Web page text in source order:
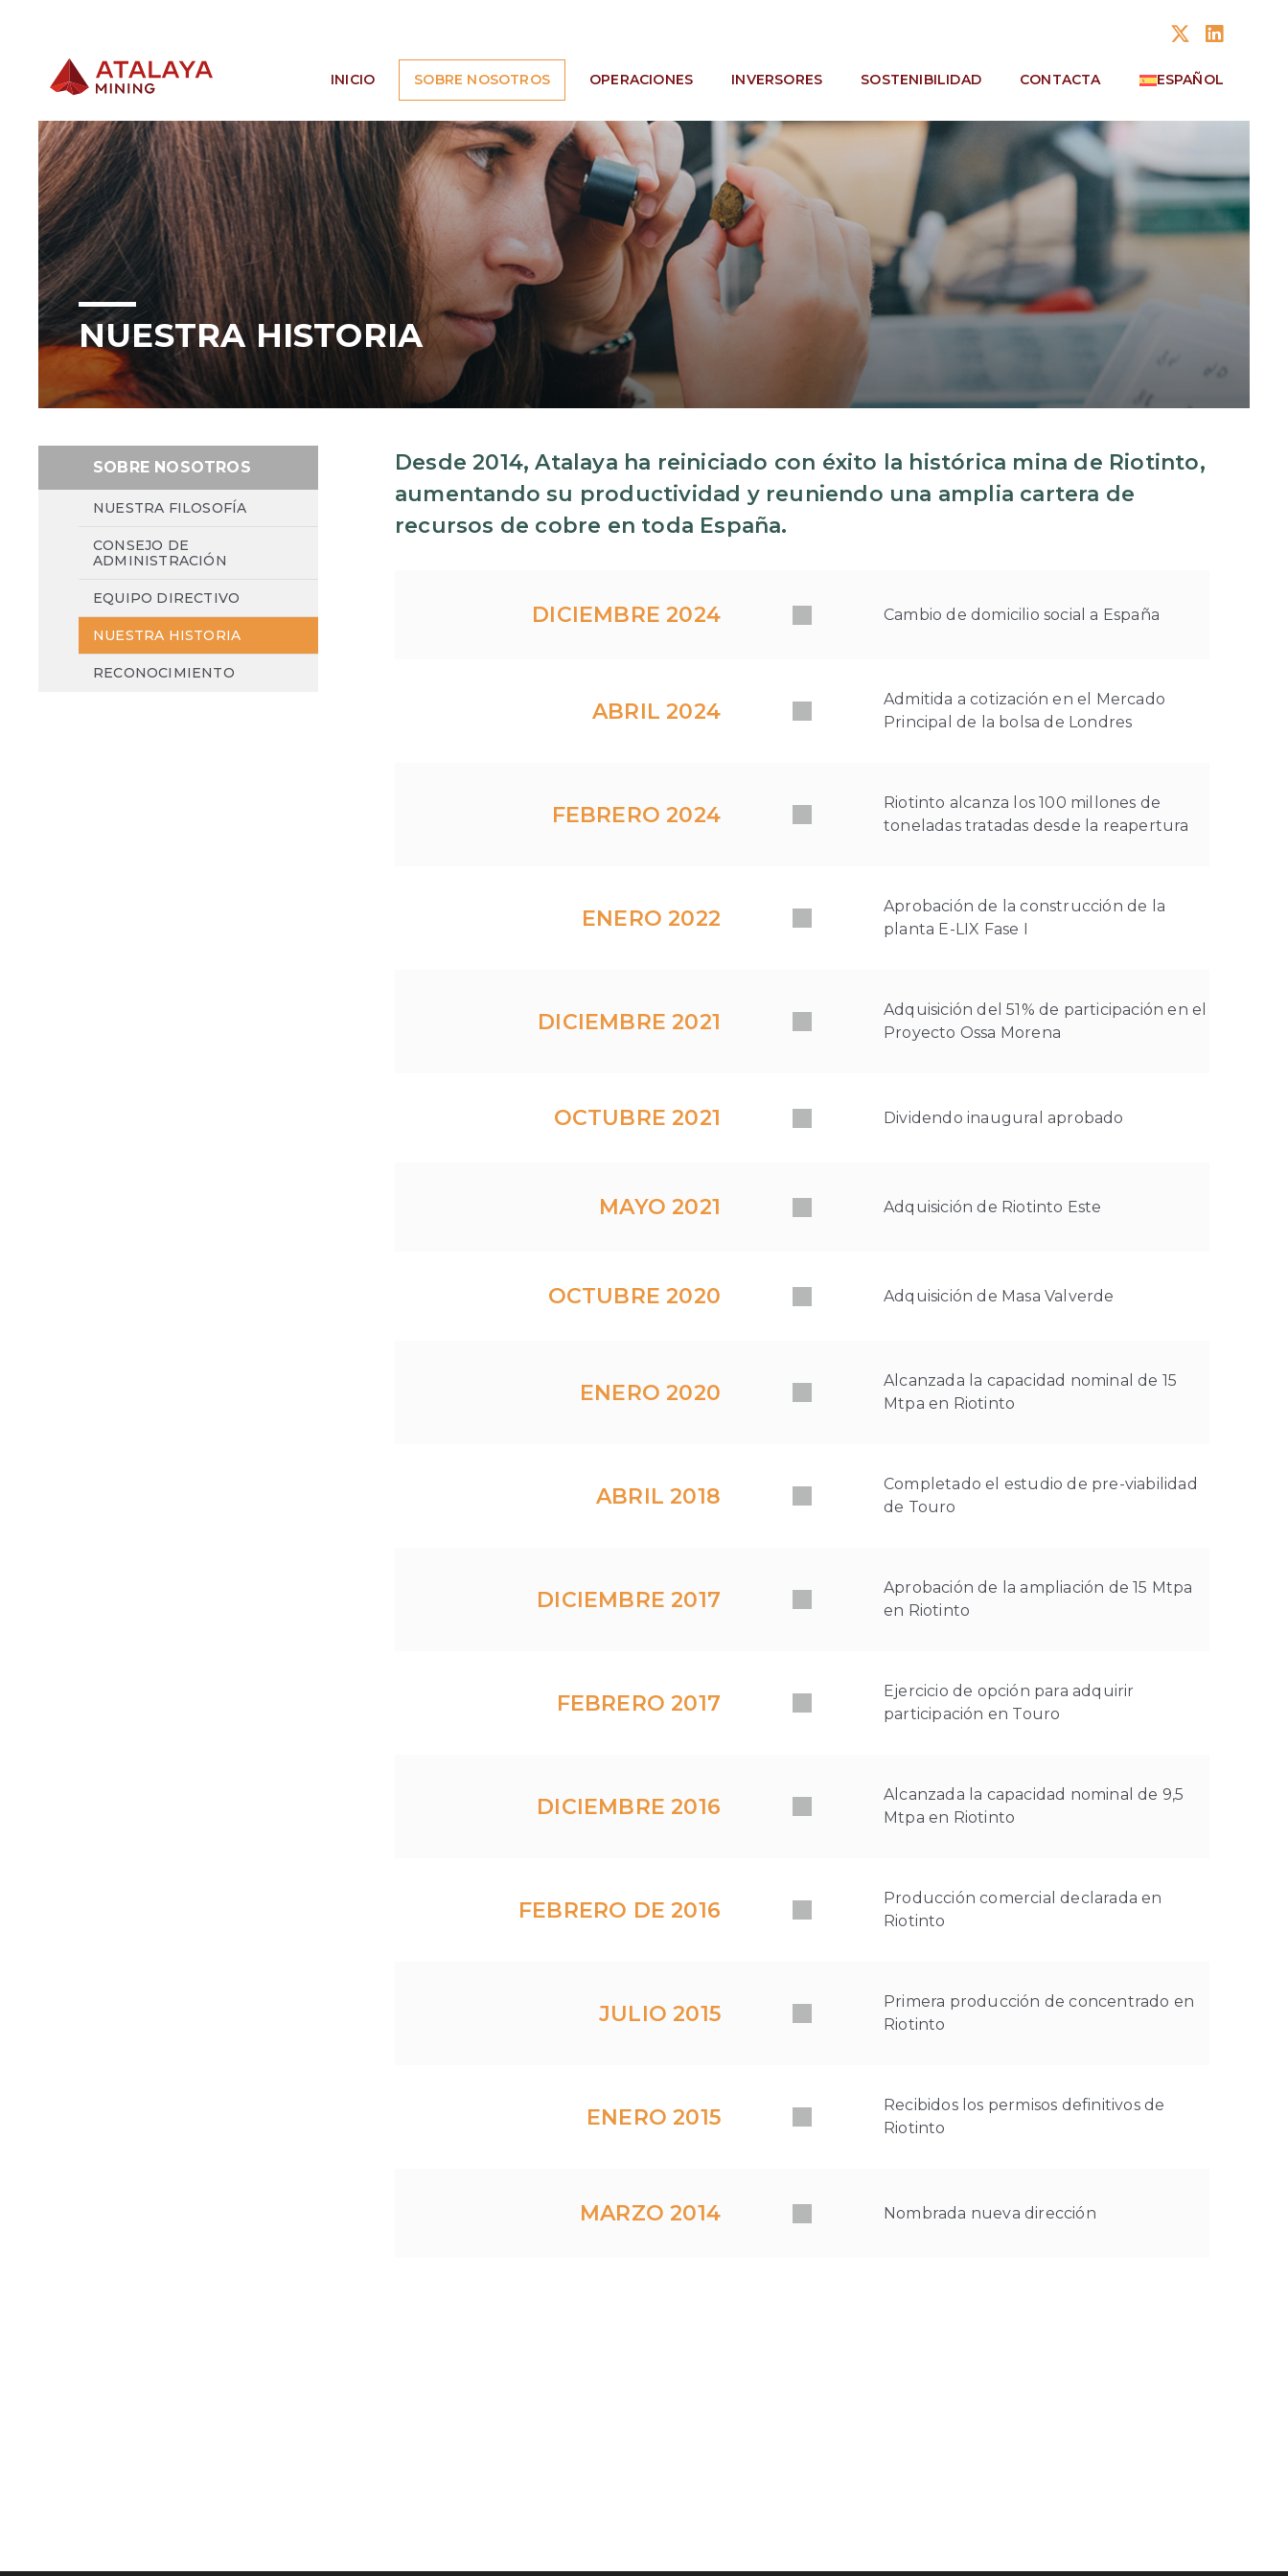
INICIO SOBRE NOSOTROS OPERACIONES INVERSORES SOSTENIBILIDAD CONTACTA ESPAÑOL
NUESTRA HISTORIA
Desde 2014, Atalaya ha reiniciado con éxito la histórica mina de Riotinto,
aumentando su productividad y reuniendo una amplia cartera de
recursos de cobre en toda España.
DICIEMBRE 2024 Cambio de domicilio social a España
ABRIL 2024
Admitida a cotización en el Mercado
Principal de la bolsa de Londres
FEBRERO 2024
Riotinto alcanza los 100 millones de
toneladas tratadas desde la reapertura
ENERO 2022
Aprobación de la construcción de la
planta E-LIX Fase I
DICIEMBRE 2021
Adquisición del 51% de participación en el
Proyecto Ossa Morena
OCTUBRE 2021 Dividendo inaugural aprobado
MAYO 2021 Adquisición de Riotinto Este
OCTUBRE 2020 Adquisición de Masa Valverde
ENERO 2020
Alcanzada la capacidad nominal de 15
Mtpa en Riotinto
ABRIL 2018
Completado el estudio de pre-viabilidad
de Touro
DICIEMBRE 2017
Aprobación de la ampliación de 15 Mtpa
en Riotinto
FEBRERO 2017
Ejercicio de opción para adquirir
participación en Touro
DICIEMBRE 2016
Alcanzada la capacidad nominal de 9,5
Mtpa en Riotinto
FEBRERO DE 2016
Producción comercial declarada en
Riotinto
JULIO 2015
Primera producción de concentrado en
Riotinto
ENERO 2015
Recibidos los permisos definitivos de
Riotinto
MARZO 2014 Nombrada nueva dirección
SOBRE NOSOTROS
NUESTRA FILOSOFÍA
CONSEJO DE
ADMINISTRACIÓN
EQUIPO DIRECTIVO
NUESTRA HISTORIA
RECONOCIMIENTO